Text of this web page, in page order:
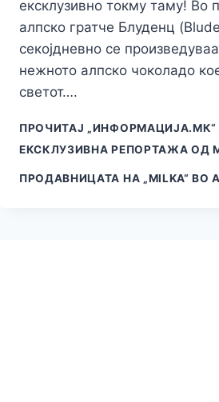
ексклузивно токму таму! Во
алпско гратче Блуденц
секојдневно се
нежното алпско чоколадо
светот….
ПРОЧИТАЈ „ИНФОРМАЦИЈА.МК“
ЕКСКЛУЗИВНА РЕПОРТАЖА ОД
ПРОДАВНИЦАТА НА „MILKA“ ВО